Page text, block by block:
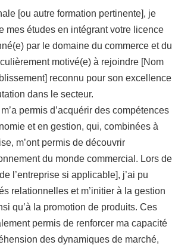
[ou autre formation pertinente], je
mes études en intégrant votre licence
par le domaine du commerce et du
motivé(e) à rejoindre [Nom
reconnu pour son excellence
dans le secteur.
permis d’acquérir des compétences
et en gestion, qui, combinées à
m’ont permis de découvrir
du monde commercial. Lors de
l’entreprise si applicable], j’ai pu
relationnelles et m’initier à la gestion
qu’à la promotion de produits. Ces
permis de renforcer ma capacité
des dynamiques de marché,